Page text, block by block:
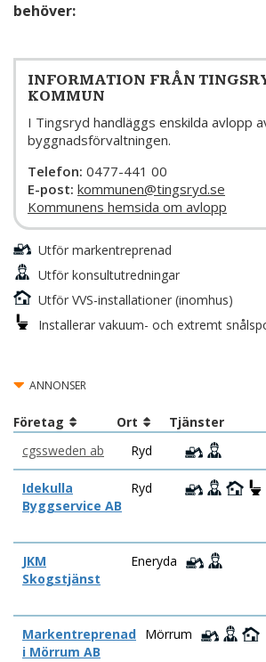
behöver:
INFORMATION FRÅN
KOMMUN
I Tingsryd handläggs enskilda avlopp
byggnadsförvaltningen.
Telefon: 0477-441 00
E-post: kommunen@tingsryd.se
Kommunens hemsida om avlopp
Utför markentreprenad
Utför konsultutredningar
Utför VVS-installationer (inomhus)
Installerar vakuum- och extremt
ANNONSER
Företag Ort Tjänster
cgssweden ab
Ryd
Idekulla
Byggservice AB
Ryd
JKM
Skogstjänst
Eneryda
Markentreprenad
i Mörrum AB
Mörrum